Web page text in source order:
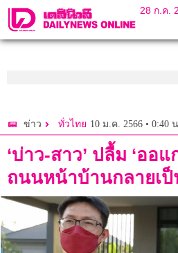
28 ก.ค.
ข่าว ทั่วไทย 10 ม.ค. 2566 • 0:40 น.
‘บ่าว-สาว’ ปลื้ม ‘ออ
ถนนหน้าบ้านกลายเ